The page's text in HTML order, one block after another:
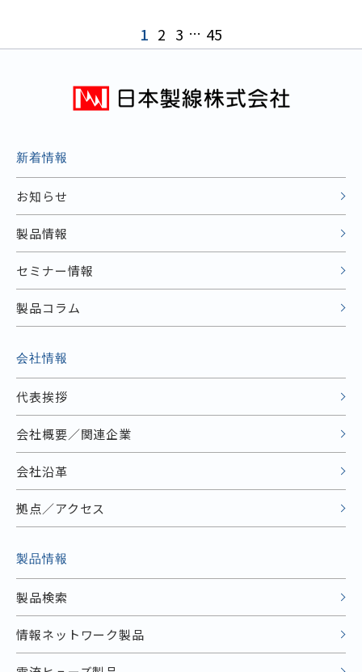
1 2 3 … 45
新着情報
お知らせ
製品情報
セミナー情報
製品コラム
会社情報
代表挨拶
会社概要／関連企業
会社沿革
拠点／アクセス
製品情報
製品検索
情報ネットワーク製品